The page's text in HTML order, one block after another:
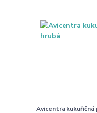
Avicentra